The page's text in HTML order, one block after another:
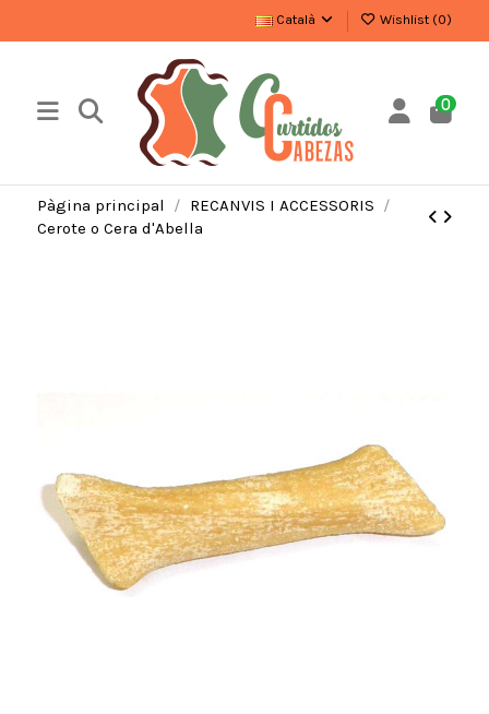
Català Wishlist (0)
0
Pàgina principal
RECANVIS I ACCESSORIS
Cerote o Cera d'Abella